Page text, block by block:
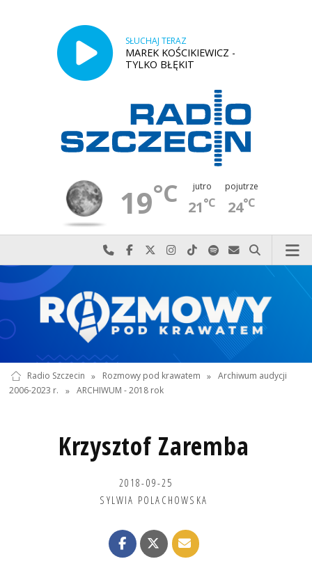
SŁUCHAJ TERAZ
MAREK KOŚCIKIEWICZ -
TYLKO BŁĘKIT
19°C jutro
21°C
pojutrze
24°C
Najlepiej po prostu do nas zadzwoń
Odwiedź nas na Facebook-u
Odwiedź nas na X
Odwiedź nas na Instagram-ie
Odwiedź nas na TikTok-u
Szukaj nas na Spotify
Wyślij do nas
Szukaj
Radio Szczecin » Rozmowy pod krawatem » Archiwum audycji
2006-2023 r.
» ARCHIWUM - 2018 rok
Krzysztof Zaremba
2018-09-25
SYLWIA POLACHOWSKA